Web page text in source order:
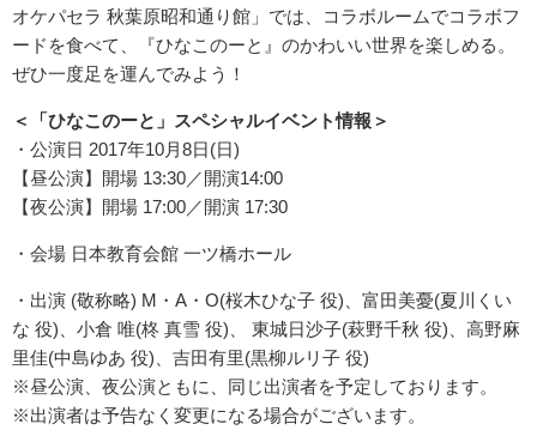
オケパセラ 秋葉原昭和通り館」では、コラボルームでコラボフ
ードを食べて、『ひなこのーと』のかわいい世界を楽しめる。
ぜひ一度足を運んでみよう！
＜「ひなこのーと」スペシャルイベント情報＞
・公演日 2017年10月8日(日)
【昼公演】開場 13:30／開演14:00
【夜公演】開場 17:00／開演 17:30
・会場 日本教育会館 一ツ橋ホール
・出演 (敬称略) M・A・O(桜木ひな子 役)、富田美憂(夏川くい
な 役)、小倉 唯(柊 真雪 役)、 東城日沙子(萩野千秋 役)、高野麻
里佳(中島ゆあ 役)、吉田有里(黒柳ルリ子 役)
※昼公演、夜公演ともに、同じ出演者を予定しております。
※出演者は予告なく変更になる場合がございます。